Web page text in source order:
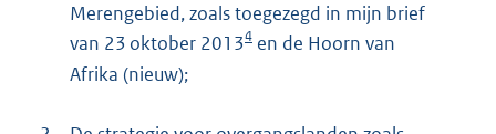
Merengebied, zoals toegezegd in mijn brief
van 23 oktober 20134 en de Hoorn van
Afrika (nieuw);